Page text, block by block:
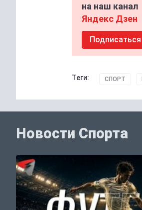
на наш канал
Яндекс Дзен
Подписаться
Теги: СПОРТ
Новости Спорта